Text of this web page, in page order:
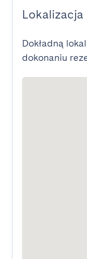
Lokalizacja
Dokładną
dokonaniu